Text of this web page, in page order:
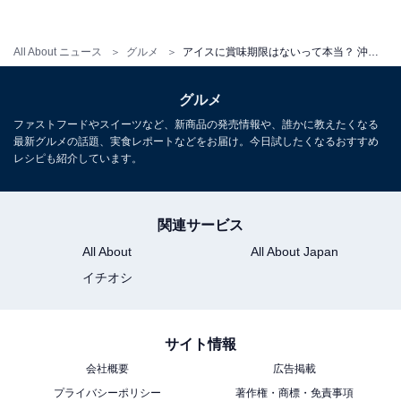
All About ニュース グルメ
「ぜんざい」がソウルフード。専門店だけでなく、食堂
や喫茶店でも提供されています。このような暑い気候と
かき氷文化が影響しているとされています。
ムを1番おいしく感じる25℃前後に近いこと、また雨の
日が多く冬も暖かい室内にいる時間が長いことなどが理
由とされています。
また、金沢はアイスだけでなく和菓子やチョコも上位
に。古くからの茶道文化による「甘いもの好き」である
県民性も影響しているとされています。
グルメ
ファストフードやスイーツなど、新商品の発売情報や、誰かに教えたくなる
最新グルメの話題、実食レポートなどをお届け。今日試したくなるおすすめ
レシピも紹介しています。
関連サービス
All About
All About Japan
イチオシ
サイト情報
会社概要
広告掲載
プライバシーポリシー
著作権・商標・免責事項